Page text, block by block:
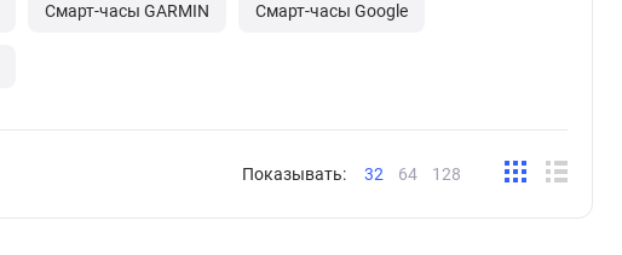
Смарт-часы GARMIN Смарт-часы Google
Показывать: 32 64 128